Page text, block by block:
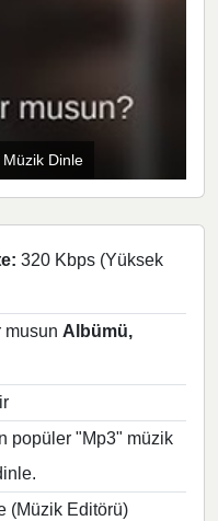
Müzik Dinle
320 Kbps (Yüksek
musun Albümü,
popüler "Mp3" müzik
(Müzik Editörü)